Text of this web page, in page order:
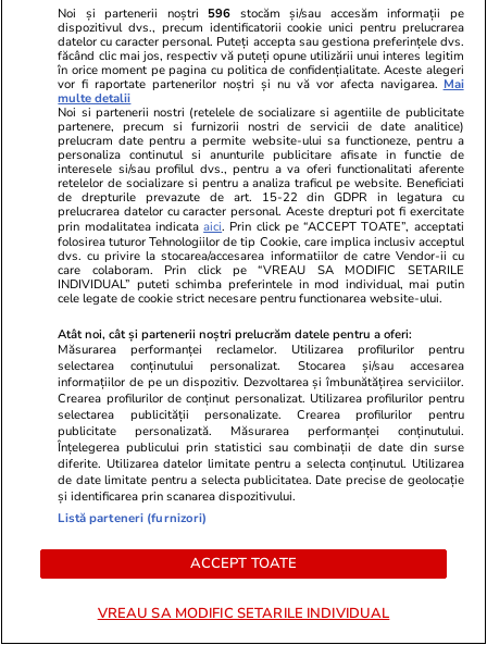
Advertorial
Smart is the new chic: Cum ne
ajută tehnologia să ne reinventăm
Advertorial
Înscrie-te
voucher de
PARTENERI
Petrișor Ruge, mesaj emoționant
după despărțirea profesională de
Andreea Bălan. Ce le-a transmis
a
puternice
Noi și partenerii noștri 596 stocăm și/sau accesăm informații pe
dispozitivul dvs., precum identificatorii cookie unici pentru prelucrarea
datelor cu caracter personal. Puteți accepta sau gestiona preferințele dvs.
făcând clic mai jos, respectiv vă puteți opune utilizării unui interes legitim
în orice moment pe pagina cu politica de confidențialitate. Aceste alegeri
vor fi raportate partenerilor noștri și nu vă vor afecta navigarea. Mai
multe detalii
Noi si partenerii nostri (retelele de socializare si agentiile de publicitate
partenere, precum si furnizorii nostri de servicii de date analitice)
prelucram date pentru a permite website-ului sa functioneze, pentru a
personaliza continutul si anunturile publicitare afisate in functie de
interesele si/sau profilul dvs., pentru a va oferi functionalitati aferente
retelelor de socializare si pentru a analiza traficul pe website. Beneficiati
de drepturile prevazute de art. 15-22 din GDPR in legatura cu
prelucrarea datelor cu caracter personal. Aceste drepturi pot fi exercitate
prin modalitatea indicataaici. Prin click pe “ACCEPT TOATE”, acceptati
folosirea tuturor Tehnologiilor de tip Cookie, care implica inclusiv acceptul
dvs. cu privire la stocarea/accesarea informatiilor de catre Vendor-ii cu
care colaboram. Prin click pe “VREAU SA MODIFIC SETARILE
INDIVIDUAL” puteti schimba preferintele in mod individual, mai putin
cele legate de cookie strict necesare pentru functionarea website-ului.
Atât noi, cât și partenerii noștri prelucrăm datele pentru a oferi:
Măsurarea performanței reclamelor. Utilizarea profilurilor pentru
selectarea conținutului personalizat. Stocarea și/sau accesarea
informațiilor de pe un dispozitiv. Dezvoltarea și îmbunătățirea serviciilor.
Crearea profilurilor de conținut personalizat. Utilizarea profilurilor pentru
selectarea publicității personalizate. Crearea profilurilor pentru
publicitate personalizată. Măsurarea performanței conținutului.
Înțelegerea publicului prin statistici sau combinații de date din surse
diferite. Utilizarea datelor limitate pentru a selecta conținutul. Utilizarea
de date limitate pentru a selecta publicitatea. Date precise de geolocație
și identificarea prin scanarea dispozitivului.
Listă parteneri (furnizori)
ACCEPT TOATE
VREAU SA MODIFIC SETARILE INDIVIDUAL